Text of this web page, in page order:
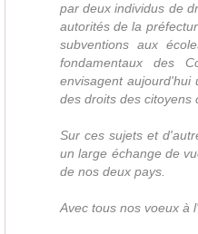
par deux individus de
autorités de la
subventions aux
fondamentaux des
envisagent aujourd'hui
des droits des citoyens
Sur ces sujets et
un large échange de
de nos deux pays.
Avec tous nos voeux à